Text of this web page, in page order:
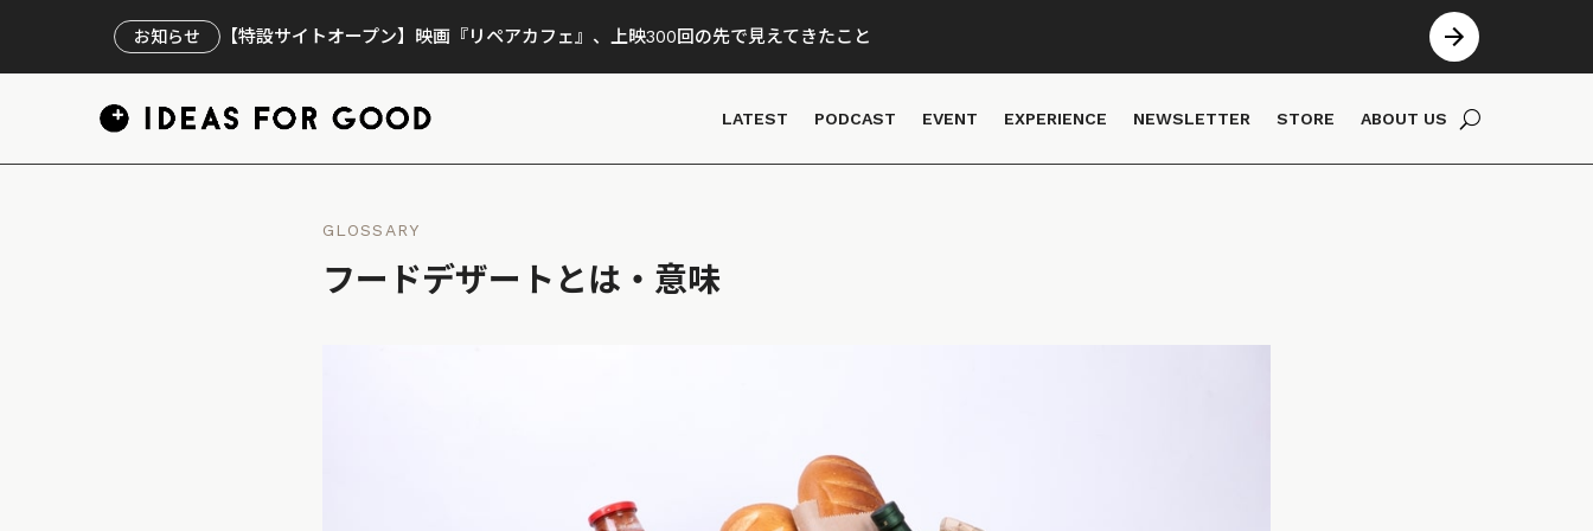
お知らせ 【特設サイトオープン】映画『リペアカフェ』、上映300回の先で見えてきたこと
LATEST PODCAST EVENT EXPERIENCE NEWSLETTER STORE ABOUT US
GLOSSARY
フードデザートとは・意味